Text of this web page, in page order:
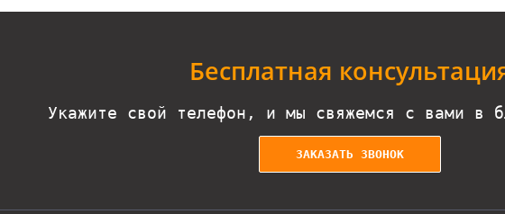
Бесплатная
Укажите свой телефон, и мы свяжемся с вами в
ЗАКАЗАТЬ ЗВОНОК